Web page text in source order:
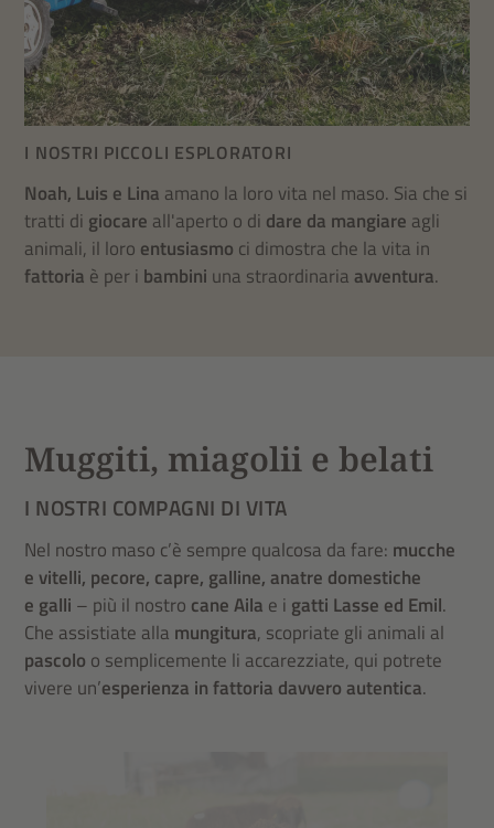
I NOSTRI PICCOLI ESPLORATORI
Noah, Luis e Lina amano la loro vita nel maso. Sia che si
tratti di giocare all'aperto o di dare da mangiare agli
animali, il loro entusiasmo ci dimostra che la vita in
fattoria è per i bambini una straordinaria avventura.
Muggiti, miagolii e belati
I NOSTRI COMPAGNI DI VITA
Nel nostro maso c’è sempre qualcosa da fare: mucche
e vitelli, pecore, capre, galline, anatre domestiche
e galli – più il nostro cane Aila e i gatti Lasse ed Emil.
Che assistiate alla mungitura, scopriate gli animali al
pascolo o semplicemente li accarezziate, qui potrete
vivere un’esperienza in fattoria davvero autentica.